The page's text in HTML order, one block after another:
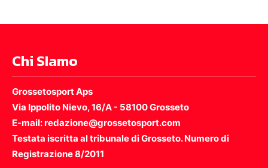
Chi SIamo
Grossetosport Aps
Via Ippolito Nievo, 16/A - 58100 Grosseto
E-mail: redazione@grossetosport.com
Testata iscritta al tribunale di Grosseto. Numero di
Registrazione 8/2011